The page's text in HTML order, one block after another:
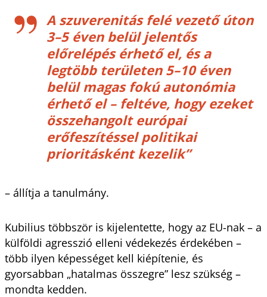
A szuverenitás felé vezető úton
3–5 éven belül jelentős
előrelépés érhető el, és a
legtöbb területen 5–10 éven
belül magas fokú autonómia
érhető el – feltéve, hogy ezeket
összehangolt európai
erőfeszítéssel politikai
prioritásként kezelik”
– állítja a tanulmány.
Kubilius többször is kijelentette, hogy az EU-nak – a
külföldi agresszió elleni védekezés érdekében –
több ilyen képességet kell kiépítenie, és
gyorsabban „hatalmas összegre” lesz szükség –
mondta kedden.